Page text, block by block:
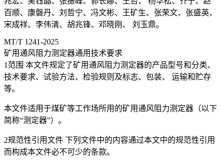
百顺、康磐丹、刘哲宁、冯文彬、王矿生、张荣文、张盛英、
宋成祥、李伟清、胡兆锋、邓晓刚、 刘玉鼎。
MT/T 1241-2025
矿用通风阻力测定器通用技术要求
1范围 本文件规定了矿用通风阻力测定器的产品型号和分类、
技术要求、试验方法、检验规则及标志、包装、 运输和贮存
等。
本文件适用于煤矿等工作场所用的矿用通风阻力测定器（以下
简称“测定器”）。
2规范性引用文件 下列文件中的内容通过本文中的规范性引用
而构成本文件必不可少的条款。